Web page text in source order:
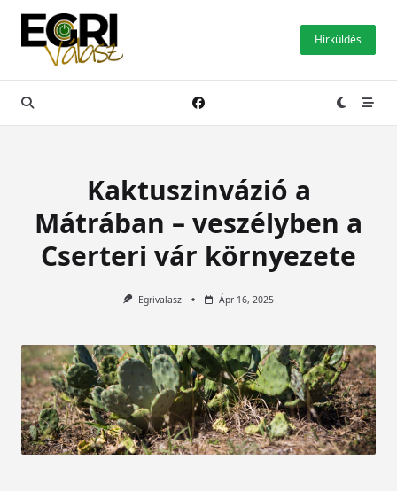
Skip
content
Hírküldés
Kaktuszinvázió a
Mátrában – veszélyben a
Cserteri vár környezete
Egrivalasz Ápr 16, 2025